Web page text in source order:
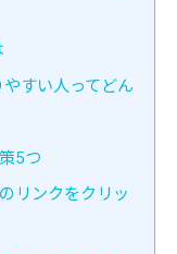
すい人ってどん
5つ
リンクをクリッ